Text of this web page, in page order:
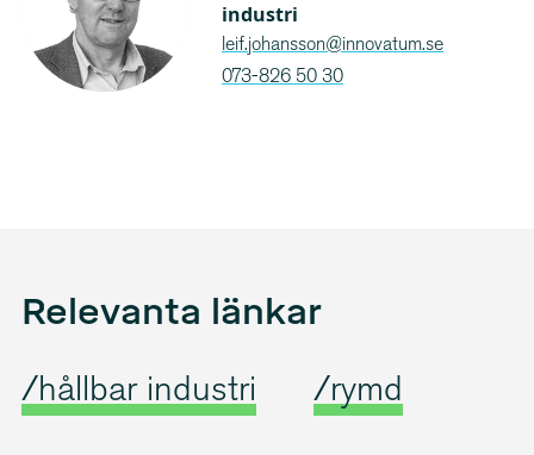
industri
leif.johansson@innovatum.se
073-826 50 30
Relevanta länkar
/hållbar industri /rymd